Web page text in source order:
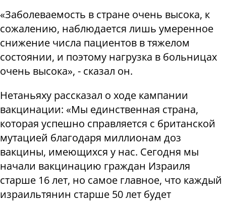
«Заболеваемость в стране очень высока, к
сожалению, наблюдается лишь умеренное
снижение числа пациентов в тяжелом
состоянии, и поэтому нагрузка в больницах
очень высока», - сказал он.
Нетаньяху рассказал о ходе кампании
вакцинации: «Мы единственная страна,
которая успешно справляется с британской
мутацией благодаря миллионам доз
вакцины, имеющихся у нас. Сегодня мы
начали вакцинацию граждан Израиля
старше 16 лет, но самое главное, что каждый
израильтянин старше 50 лет будет